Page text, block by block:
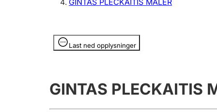
GINTAS PLECKAITIS MALER
Last ned opplysninger
Opplysninger er skjult
GINTAS PLECKAITIS